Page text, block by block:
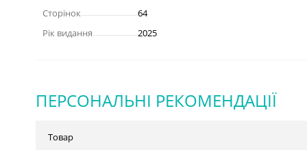
Сторінок
64
Рік видання
2025
ПЕРСОНАЛЬНІ РЕКОМЕНДАЦІЇ
Товар